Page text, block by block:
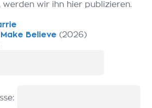
wir ihn hier publizieren.
Believe (2026)